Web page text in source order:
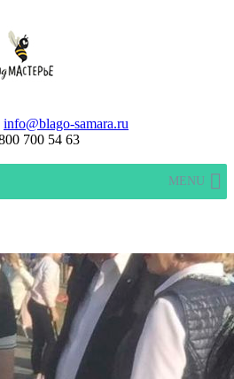
info@blago-samara.ru
700 54 63
MENU